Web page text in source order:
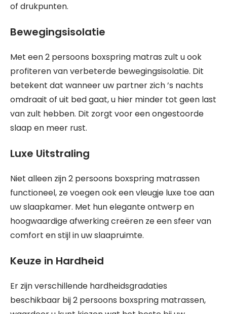
of drukpunten.
Bewegingsisolatie
Met een 2 persoons boxspring matras zult u ook
profiteren van verbeterde bewegingsisolatie. Dit
betekent dat wanneer uw partner zich ’s nachts
omdraait of uit bed gaat, u hier minder tot geen last
van zult hebben. Dit zorgt voor een ongestoorde
slaap en meer rust.
Luxe Uitstraling
Niet alleen zijn 2 persoons boxspring matrassen
functioneel, ze voegen ook een vleugje luxe toe aan
uw slaapkamer. Met hun elegante ontwerp en
hoogwaardige afwerking creëren ze een sfeer van
comfort en stijl in uw slaapruimte.
Keuze in Hardheid
Er zijn verschillende hardheidsgradaties
beschikbaar bij 2 persoons boxspring matrassen,